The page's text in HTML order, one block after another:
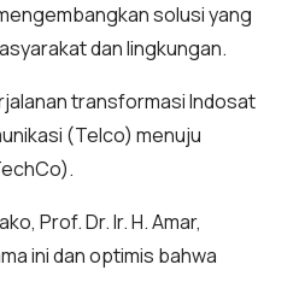
solusi yang
dan lingkungan.
transformasi Indosat
(Telco) menuju
Prof. Dr. Ir. H. Amar,
ini dan optimis bahwa